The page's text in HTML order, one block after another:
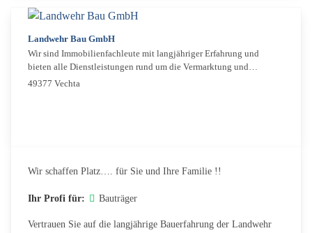
Landwehr Bau GmbH
Wir sind Immobilienfachleute mit langjähriger Erfahrung und
bieten alle Dienstleistungen rund um die Vermarktung und
Verwaltung Ihrer Immobilie.
49377 Vechta
Wir schaffen Platz…. für Sie und Ihre Familie !!
Ihr Profi für: Bauträger
Vertrauen Sie auf die langjährige Bauerfahrung der Landwehr